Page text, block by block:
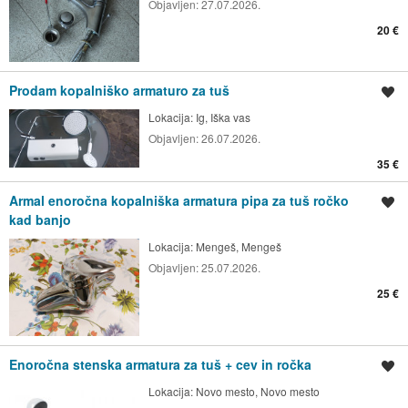
Objavljen:27.07.2026.
20 €
Prodam kopalniško armaturo za tuš
Lokacija: Ig, Iška vas
Objavljen:26.07.2026.
35 €
Armal enoročna kopalniška armatura pipa za tuš ročko
kad banjo
Lokacija: Mengeš, Mengeš
Objavljen:25.07.2026.
25 €
Enoročna stenska armatura za tuš + cev in ročka
Lokacija: Novo mesto, Novo mesto